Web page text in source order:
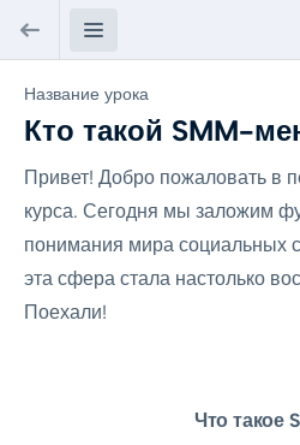
Название урока
Кто такой SMM-
Привет! Добро пожаловать в
курса. Сегодня мы заложим
понимания мира социальных
эта сфера стала настолько
Поехали!
Что такое